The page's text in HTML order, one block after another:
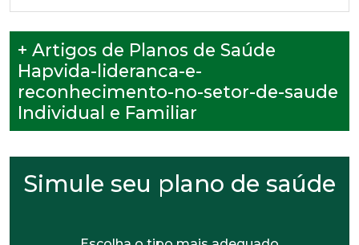
+ Artigos de Planos de Saúde
Hapvida-lideranca-e-
reconhecimento-no-setor-de-saude
Individual e Familiar
Simule seu plano de saúde